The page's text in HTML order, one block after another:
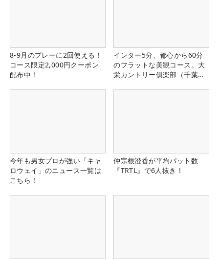
8-9月のプレーに2回使える！
コース限定2,000円クーポン
配布中！
インター5分、都心から60分
のフラットな美観コース。大
栄カントリー俱楽部（千葉
今年も男女プロが強い「キャ
ロウェイ」のニュース一覧は
こちら！
仲宗根澄香が平均パット数
『TRTL』で6人抜き！